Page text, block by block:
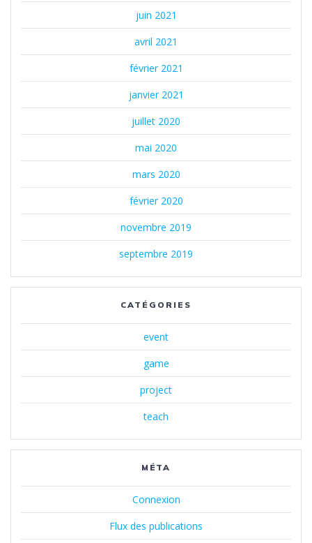
juin 2021
avril 2021
février 2021
janvier 2021
juillet 2020
mai 2020
mars 2020
février 2020
novembre 2019
septembre 2019
CATÉGORIES
event
game
project
teach
MÉTA
Connexion
Flux des publications